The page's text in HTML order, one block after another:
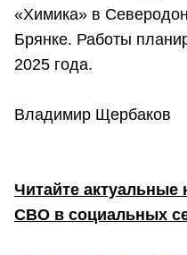
«Химика» в
Брянке. Работы
2025 года.
Владимир Щербаков
Читайте
СВО в социальных